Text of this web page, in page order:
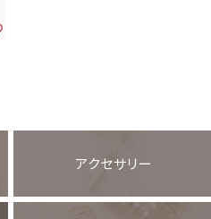
アクセサリー
カテゴリー一覧